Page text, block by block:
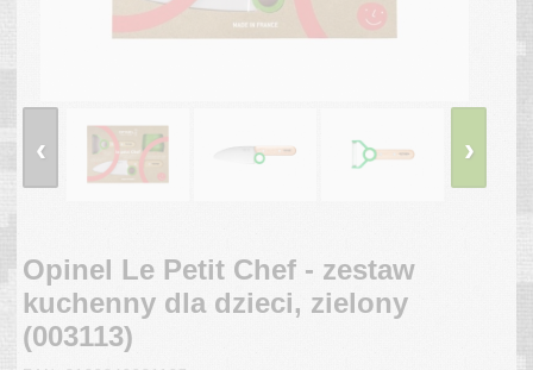
›
‹
Opinel Le Petit Chef - zestaw
kuchenny dla dzieci, zielony
(003113)